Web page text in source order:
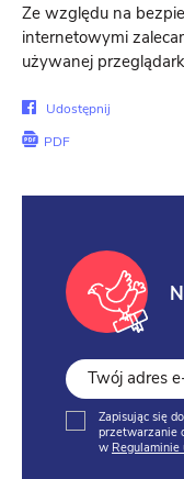
Ze względu na
internetowymi
używanej
Udostępnij
Facebook
Udostępnij
PDF
Zapisując się
przetwarzanie
w Regulaminie